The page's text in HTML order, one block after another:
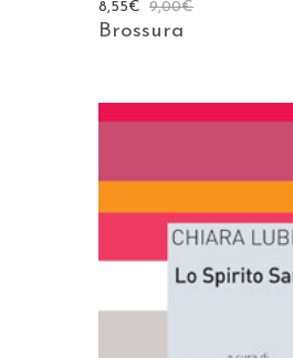
9,00€
8,55€
Brossura